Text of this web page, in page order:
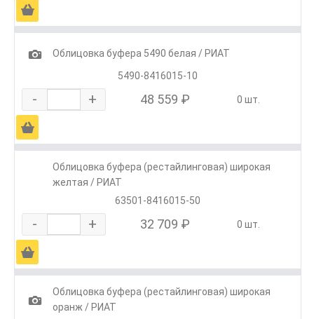
Ä
1
Облицовка буфера 5490 белая / РИАТ
5490-8416015-10
- + 48 559 ₽ 0 шт.
Ä
Облицовка буфера (рестайлинговая) широкая
желтая / РИАТ
63501-8416015-50
- + 32 709 ₽ 0 шт.
Ä
1
Облицовка буфера (рестайлинговая) широкая
оранж / РИАТ